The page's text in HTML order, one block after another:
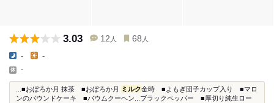
3.03 12 人 68 人
- -
-
...■おぼろか月 抹茶 ■おぼろか月 ミルク金時 ■よもぎ団子カップ入り ■マロ
ンのパウンドケーキ ■バウムクーヘン...ブラックペッパー ■厚切り純生ロー